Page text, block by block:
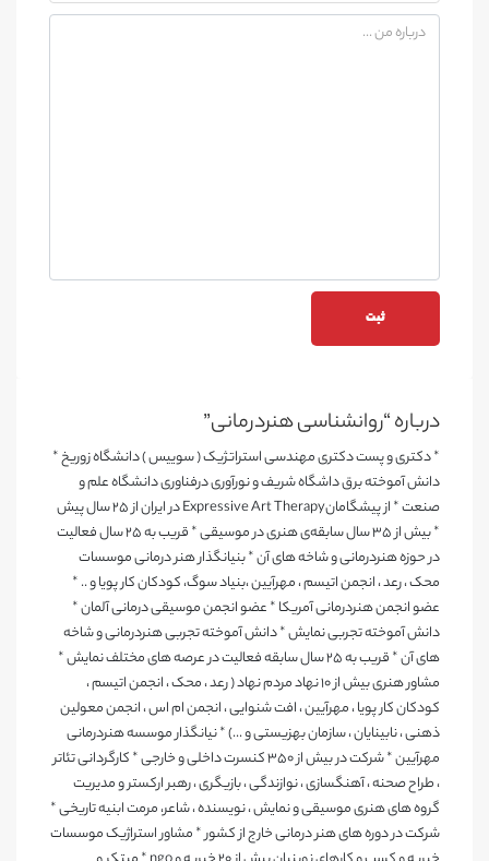
درباره “روانشناسی هنردرمانی”
* دکتری و پست دکتری مهندسی استراتژیک ( سوییس ) دانشگاه زوریخ *
دانش آموخته برق داشگاه شریف و نورآوری درفناوری دانشگاه علم و
صنعت * از پیشگامانExpressive Art Therapy در ایران از ۲۵ سال پیش
* بیش از ۳۵ سال سابقه‌ی هنری در موسیقی * قریب به ۲۵ سال فعالیت
در حوزه هنردرمانی و شاخه های آن * بنیانگذار هنر درمانی موسسات
محک ، رعد ، انجمن اتیسم ، مهرآیین ،بنیاد سوگ، کودکان کار پویا و .. *
عضو انجمن هنردرمانی آمریکا * عضو انجمن موسیقی درمانی آلمان *
دانش آموخته تجربی نمایش * دانش آموخته تجربی هنردرمانی و شاخه
های آن * قریب به ۲۵ سال سابقه فعالیت در عرصه های مختلف نمایش *
مشاور هنری بیش از ۱۰ نهاد مردم نهاد ( رعد ، محک ، انجمن اتیسم ،
کودکان کار پویا ، مهرآیین ، افت شنوایی ، انجمن ام اس ، انجمن معولین
ذهنی ، نابینایان ، سازمان بهزیستی و ...) * نیانگذار موسسه هنردرمانی
مهرآیین * شرکت در بیش از ۳۵۰ کنسرت داخلی و خارجی * کارگردانی تئاتر
، طراح صحنه ، آهنگسازی ، نوازندگی ، بازیگری ، رهبر ارکستر و مدیریت
گروه های هنری موسیقی و نمایش ، نویسنده ، شاعر، مرمت ابنیه تاریخی *
شرکت در دوره های هنر درمانی خارج از کشور * مشاور استراژیک موسسات